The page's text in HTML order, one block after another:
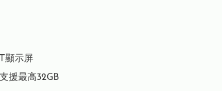
顯示屏
援最高32GB